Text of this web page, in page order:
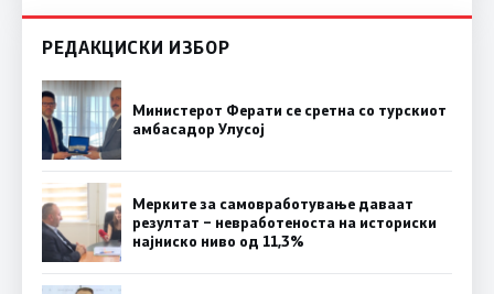
РЕДАКЦИСКИ ИЗБОР
Министерот Ферати се сретна со турскиот
амбасадор Улусој
Мерките за самовработување даваат
резултат – невработеноста на историски
најниско ниво од 11,3%